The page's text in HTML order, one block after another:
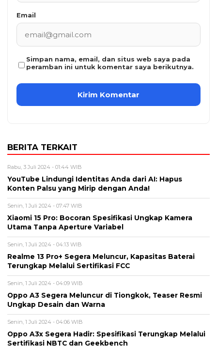
Email
Simpan nama, email, dan situs web saya pada
peramban ini untuk komentar saya berikutnya.
BERITA TERKAIT
Rabu, 3 Juli 2024 - 01:44 WIB
YouTube Lindungi Identitas Anda dari AI: Hapus
Konten Palsu yang Mirip dengan Anda!
Senin, 1 Juli 2024 - 07:47 WIB
Xiaomi 15 Pro: Bocoran Spesifikasi Ungkap Kamera
Utama Tanpa Aperture Variabel
Senin, 1 Juli 2024 - 04:13 WIB
Realme 13 Pro+ Segera Meluncur, Kapasitas Baterai
Terungkap Melalui Sertifikasi FCC
Senin, 1 Juli 2024 - 04:09 WIB
Oppo A3 Segera Meluncur di Tiongkok, Teaser Resmi
Ungkap Desain dan Warna
Senin, 1 Juli 2024 - 04:06 WIB
Oppo A3x Segera Hadir: Spesifikasi Terungkap Melalui
Sertifikasi NBTC dan Geekbench